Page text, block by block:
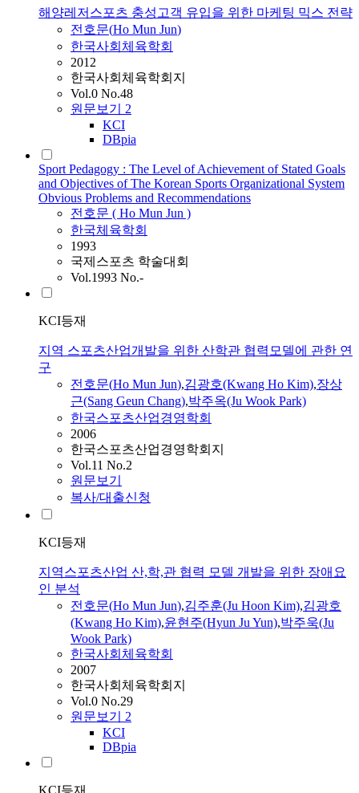
해양레저스포츠 충성고객 유입을 위한 마케팅 믹스 전략
전호문(Ho Mun Jun)
한국사회체육학회
2012
한국사회체육학회지
Vol.0 No.48
원문보기 2
KCI
DBpia
Sport Pedagogy : The Level of Achievement of Stated Goals
and Objectives of The Korean Sports Organizational System
Obvious Problems and Recommendations
전호문 ( Ho Mun Jun )
한국체육학회
1993
국제스포츠 학술대회
Vol.1993 No.-
KCI등재
지역 스포츠산업개발을 위한 산학관 협력모델에 관한 연
구
전호문(Ho Mun Jun),김광호(Kwang Ho Kim),장상
근(Sang Geun Chang),박주옥(Ju Wook Park)
한국스포츠산업경영학회
2006
한국스포츠산업경영학회지
Vol.11 No.2
원문보기
복사/대출신청
KCI등재
지역스포츠산업 산,학,관 협력 모델 개발을 위한 장애요
인 분석
전호문(Ho Mun Jun),김주훈(Ju Hoon Kim),김광호
(Kwang Ho Kim),윤현주(Hyun Ju Yun),박주욱(Ju
Wook Park)
한국사회체육학회
2007
한국사회체육학회지
Vol.0 No.29
원문보기 2
KCI
DBpia